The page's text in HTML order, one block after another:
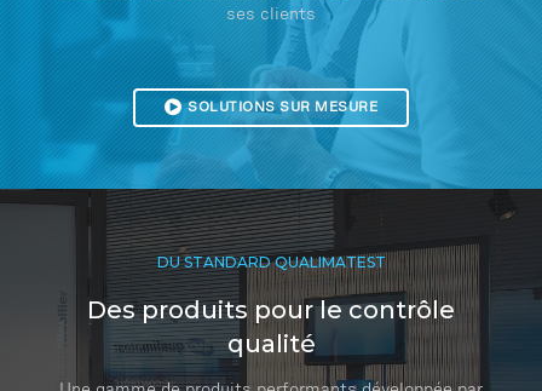
ses clients
SOLUTIONS SUR MESURE
DU STANDARD QUALIMATEST
Des produits pour le contrôle
qualité